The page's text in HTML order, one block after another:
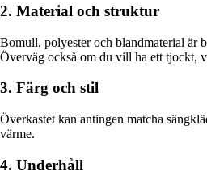
2. Material och struktur
Bomull, polyester och blandmaterial är
Överväg också om du vill ha ett tjockt,
3. Färg och stil
Överkastet kan antingen matcha
värme.
4. Underhåll